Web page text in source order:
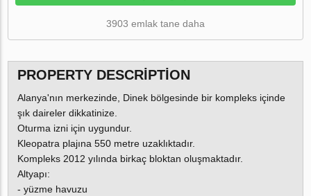
3903 emlak tane daha
PROPERTY DESCRIPTION
Alanya'nın merkezinde, Dinek bölgesinde bir kompleks içinde
şık daireler dikkatinize.
Oturma izni için uygundur.
Kleopatra plajına 550 metre uzaklıktadır.
Kompleks 2012 yılında birkaç bloktan oluşmaktadır.
Altyapı:
- yüzme havuzu